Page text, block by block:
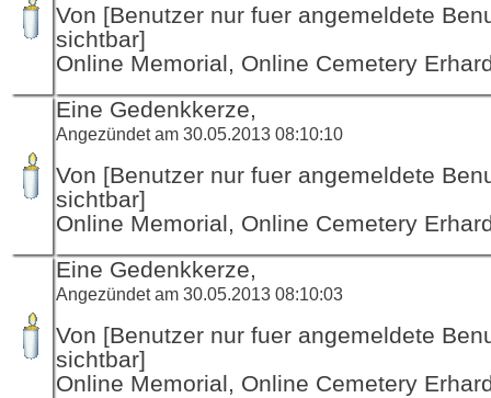
Von [Benutzer nur fuer angemeldete
sichtbar]
Online Memorial, Online Cemetery
Eine Gedenkkerze,
Angezündet am 30.05.2013 08:10:10
Von [Benutzer nur fuer angemeldete
sichtbar]
Online Memorial, Online Cemetery
Eine Gedenkkerze,
Angezündet am 30.05.2013 08:10:03
Von [Benutzer nur fuer angemeldete
sichtbar]
Online Memorial, Online Cemetery